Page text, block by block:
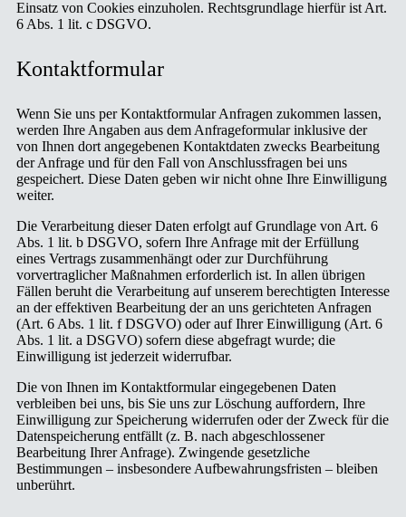
Einsatz von Cookies einzuholen. Rechtsgrundlage hierfür ist Art.
6 Abs. 1 lit. c DSGVO.
Kontaktformular
Wenn Sie uns per Kontaktformular Anfragen zukommen lassen,
werden Ihre Angaben aus dem Anfrageformular inklusive der
von Ihnen dort angegebenen Kontaktdaten zwecks Bearbeitung
der Anfrage und für den Fall von Anschlussfragen bei uns
gespeichert. Diese Daten geben wir nicht ohne Ihre Einwilligung
weiter.
Die Verarbeitung dieser Daten erfolgt auf Grundlage von Art. 6
Abs. 1 lit. b DSGVO, sofern Ihre Anfrage mit der Erfüllung
eines Vertrags zusammenhängt oder zur Durchführung
vorvertraglicher Maßnahmen erforderlich ist. In allen übrigen
Fällen beruht die Verarbeitung auf unserem berechtigten Interesse
an der effektiven Bearbeitung der an uns gerichteten Anfragen
(Art. 6 Abs. 1 lit. f DSGVO) oder auf Ihrer Einwilligung (Art. 6
Abs. 1 lit. a DSGVO) sofern diese abgefragt wurde; die
Einwilligung ist jederzeit widerrufbar.
Die von Ihnen im Kontaktformular eingegebenen Daten
verbleiben bei uns, bis Sie uns zur Löschung auffordern, Ihre
Einwilligung zur Speicherung widerrufen oder der Zweck für die
Datenspeicherung entfällt (z. B. nach abgeschlossener
Bearbeitung Ihrer Anfrage). Zwingende gesetzliche
Bestimmungen – insbesondere Aufbewahrungsfristen – bleiben
unberührt.